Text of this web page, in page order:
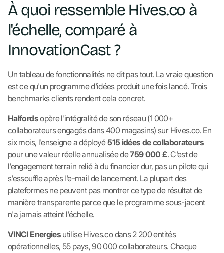
À quoi ressemble Hives.co à
l'échelle, comparé à
InnovationCast ?
Un tableau de fonctionnalités ne dit pas tout. La vraie question
est ce qu'un programme d'idées produit une fois lancé. Trois
benchmarks clients rendent cela concret.
Halfordsopère l'intégralité de son réseau (1 000+
collaborateurs engagés dans 400 magasins) sur Hives.co. En
six mois, l'enseigne a déployé515 idées de collaborateurs
pour une valeur réelle annualisée de759 000 £. C'est de
l'engagement terrain relié à du financier dur, pas un pilote qui
s'essouffle après l'e-mail de lancement. La plupart des
plateformes ne peuvent pas montrer ce type de résultat de
manière transparente parce que le programme sous-jacent
n'a jamais atteint l'échelle.
VINCI Energies utilise Hives.co dans 2 200 entités
opérationnelles, 55 pays, 90 000 collaborateurs. Chaque